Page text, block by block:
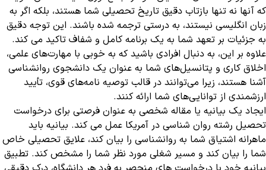
که آنها نه تنها بازتاب دقیق تاریخ تحصیلی شما هستند، بلکه اگر به
زبان انگلیسی نیستند، به درستی ترجمه شده باشند. این توجه دقیق
به جزئیات بر تعهد شما به یک برنامه کامل و شفاف تاکید می کند.
علاوه بر این، به دنبال افرادی باشید که به خوبی با مهارت‌های علمی،
اخلاق کاری و پتانسیل‌های شما به عنوان یک دانشجوی روانشناسی
آشنا هستند، زیرا می‌توانند در قالب توصیه نامه‌های قوی، تأیید
ارزشمندی از توانایی‌های شما ارائه کنند.
ایجاد یک بیانیه یا مقاله شخصی به عنوان فرصتی برای درخواست
تحصیل رشته روان شناسی در آمریکا عمل می کند. بیانیه باید
ماهرانه اشتیاق شما به روانشناسی را بیان کند، علایق تحصیلی خاص
شما را بیان کند و مسیر شغلی مورد نظر شما را مشخص کند. تطبیق